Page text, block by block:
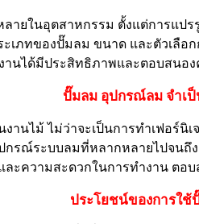
ยในอุตสาหกรรม ตั้งแต่การแปร
เภทของปั๊มลม ขนาด และตัวเลื
านได้มีประสิทธิภาพและตอบสนอ
ปั๊มลม อุปกรณ์ลม จำเป็
นไม้ ไม่ว่าจะเป็นการทำเฟอร์นิ
กรณ์ระบบลมที่หลากหลายไปจน
ะความสะดวกในการทำงาน ต
ประโยชน์ของการใช้